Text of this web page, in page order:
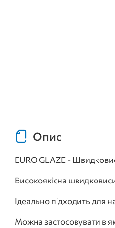
Опис
EURO GLAZE -
Високоякісна
Ідеально підходить для
Можна застосовувати в